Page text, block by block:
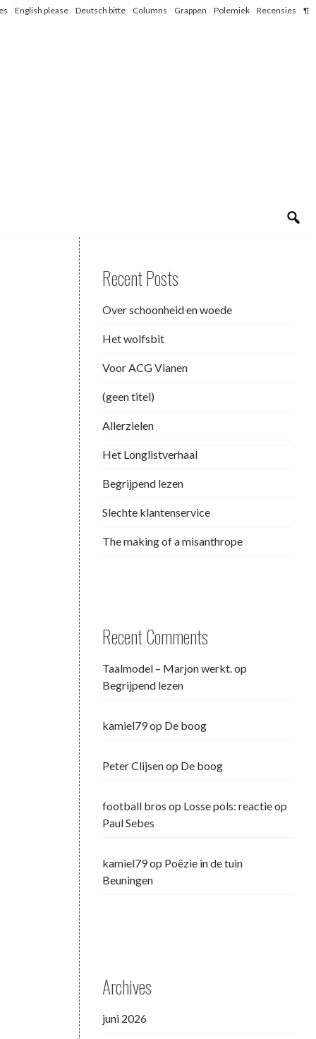
English please Deutsch bitte Columns Grappen Polemiek Recensies ¶
Recent Posts
Over schoonheid en woede
Het wolfsbit
Voor ACG Vianen
(geen titel)
Allerzielen
Het Longlistverhaal
Begrijpend lezen
Slechte klantenservice
The making of a misanthrope
Recent Comments
Taalmodel – Marjon werkt.op
Begrijpend lezen
kamiel79op De boog
Peter Clijsenop De boog
football bros op Losse pols: reactie op
Paul Sebes
kamiel79op Poëzie in de tuin
Beuningen
Archives
juni 2026